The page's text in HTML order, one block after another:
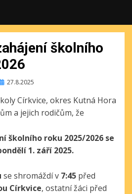
školního
27.8.2025
Církvice, okres Kutná Hora
a jejich rodičům, že
školního roku 2025/2026 se
1. září 2025.
se shromáždí v 7:45 před
Církvice, ostatní žáci před